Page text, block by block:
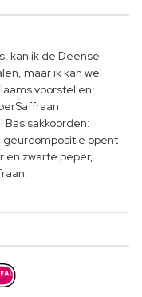
kan ik de Deense
maar ik kan wel
voorstellen:
Basisakkoorden:
geurcompositie opent
en zwarte peper,